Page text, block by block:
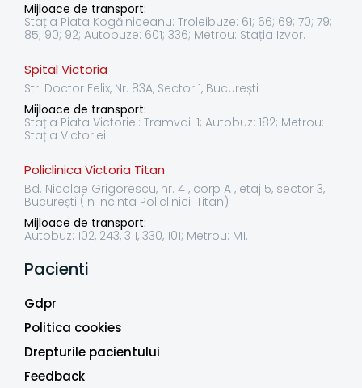
Mijloace de transport:
Stația Piata Kogălniceanu: Troleibuze: 61; 66; 69; 70; 79;
85; 90; 92; Autobuze: 601; 336; Metrou: Stația Izvor.
Spital Victoria
Str. Doctor Felix, Nr. 83A, Sector 1, București
Mijloace de transport:
Stația Piata Victoriei: Tramvai: 1; Autobuz: 182; Metrou:
Stația Victoriei.
Policlinica Victoria Titan
Bd. Nicolae Grigorescu, nr. 41, corp A , etaj 5, sector 3,
București (in incinta Policlinicii Titan)
Mijloace de transport:
Autobuz: 102, 243, 311, 330, 101; Metrou: M1.
Pacienti
Gdpr
Politica cookies
Drepturile pacientului
Feedback